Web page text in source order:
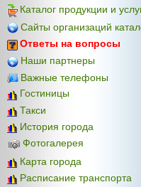
Каталог продукции и
Сайты организаций
Ответы на вопросы
Наши партнеры
Важные телефоны
Гостиницы
Такси
История города
Фотогалерея
Карта города
Расписание транспорта